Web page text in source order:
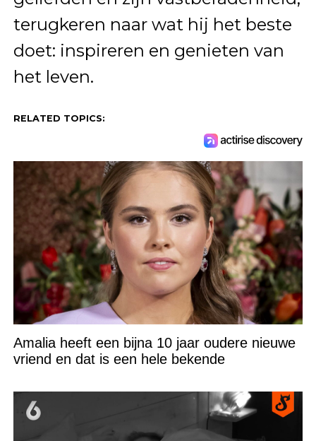
terugkeren naar wat hij het beste
doet: inspireren en genieten van
het leven.
RELATED TOPICS:
Amalia heeft een bijna 10 jaar oudere nieuwe
vriend en dat is een hele bekende